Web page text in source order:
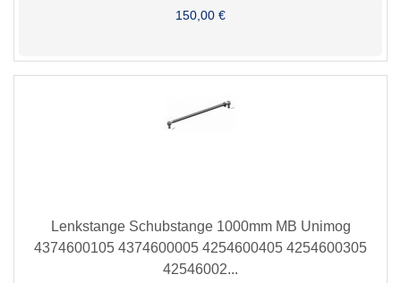
150,00 €
Lenkstange Schubstange 1000mm MB Unimog
4374600105 4374600005 4254600405 4254600305
42546002...